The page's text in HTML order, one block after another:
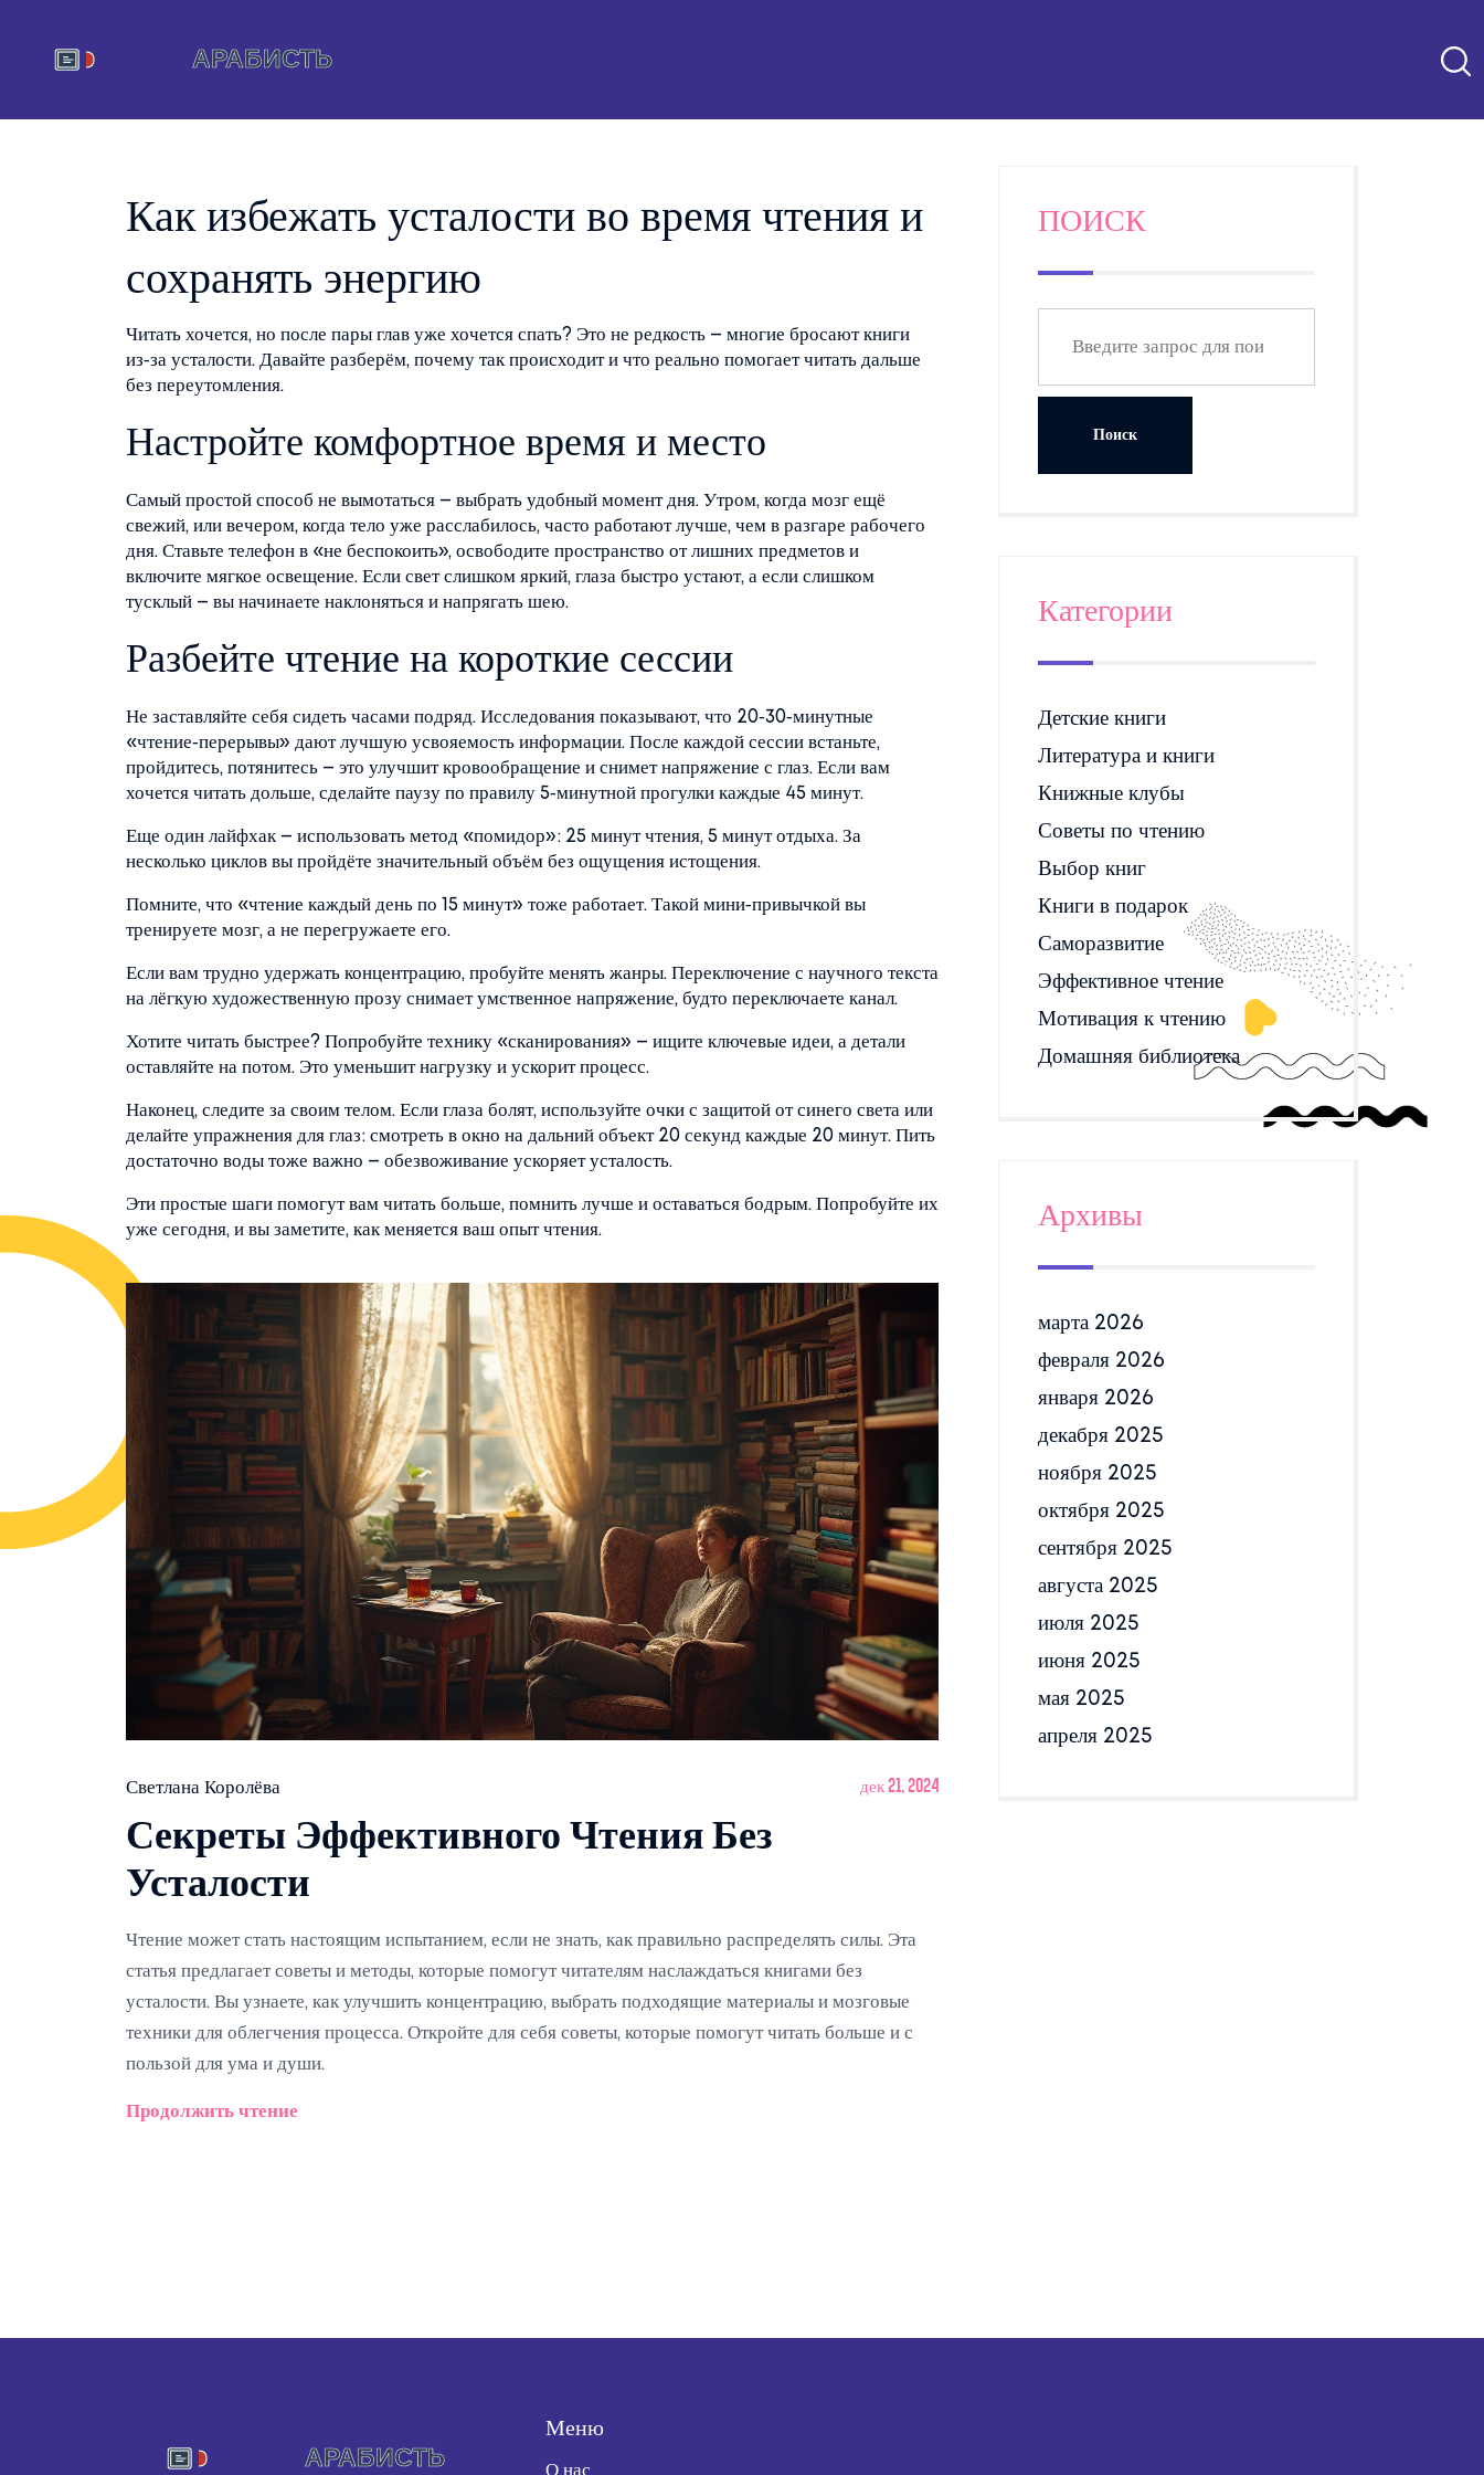
Как избежать усталости во время чтения и
сохранять энергию
Читать хочется, но после пары глав уже хочется спать? Это не редкость – многие бросают книги
из‑за усталости. Давайте разберём, почему так происходит и что реально помогает читать дальше
без переутомления.
Настройте комфортное время и место
Самый простой способ не вымотаться – выбрать удобный момент дня. Утром, когда мозг ещё
свежий, или вечером, когда тело уже расслабилось, часто работают лучше, чем в разгаре рабочего
дня. Ставьте телефон в «не беспокоить», освободите пространство от лишних предметов и
включите мягкое освещение. Если свет слишком яркий, глаза быстро устают, а если слишком
тусклый – вы начинаете наклоняться и напрягать шею.
Разбейте чтение на короткие сессии
Не заставляйте себя сидеть часами подряд. Исследования показывают, что 20‑30‑минутные
«чтение‑перерывы» дают лучшую усвояемость информации. После каждой сессии встаньте,
пройдитесь, потянитесь – это улучшит кровообращение и снимет напряжение с глаз. Если вам
хочется читать дольше, сделайте паузу по правилу 5‑минутной прогулки каждые 45 минут.
Еще один лайфхак – использовать метод «помидор»: 25 минут чтения, 5 минут отдыха. За
несколько циклов вы пройдёте значительный объём без ощущения истощения.
Помните, что «чтение каждый день по 15 минут» тоже работает. Такой мини‑привычкой вы
тренируете мозг, а не перегружаете его.
Если вам трудно удержать концентрацию, пробуйте менять жанры. Переключение с научного текста
на лёгкую художественную прозу снимает умственное напряжение, будто переключаете канал.
Хотите читать быстрее? Попробуйте технику «сканирования» – ищите ключевые идеи, а детали
оставляйте на потом. Это уменьшит нагрузку и ускорит процесс.
Наконец, следите за своим телом. Если глаза болят, используйте очки с защитой от синего света или
делайте упражнения для глаз: смотреть в окно на дальний объект 20 секунд каждые 20 минут. Пить
достаточно воды тоже важно – обезвоживание ускоряет усталость.
Эти простые шаги помогут вам читать больше, помнить лучше и оставаться бодрым. Попробуйте их
уже сегодня, и вы заметите, как меняется ваш опыт чтения.
Светлана Королёва дек 21, 2024
Секреты Эффективного Чтения Без
Усталости
Чтение может стать настоящим испытанием, если не знать, как правильно распределять силы. Эта
статья предлагает советы и методы, которые помогут читателям наслаждаться книгами без
усталости. Вы узнаете, как улучшить концентрацию, выбрать подходящие материалы и мозговые
техники для облегчения процесса. Откройте для себя советы, которые помогут читать больше и с
пользой для ума и души.
Продолжить чтение
ПОИСК
Категории
Детские книги
Литература и книги
Книжные клубы
Советы по чтению
Выбор книг
Книги в подарок
Саморазвитие
Эффективное чтение
Мотивация к чтению
Домашняя библиотека
Архивы
марта 2026
февраля 2026
января 2026
декабря 2025
ноября 2025
октября 2025
сентября 2025
августа 2025
июля 2025
июня 2025
мая 2025
апреля 2025
Меню
О нас